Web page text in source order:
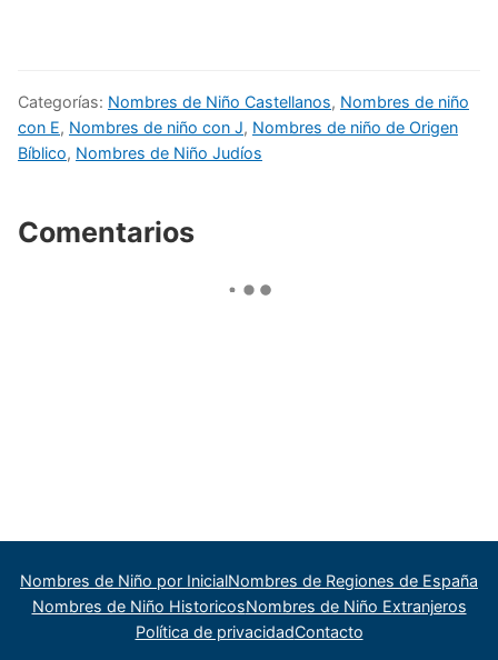
Categorías: Nombres de Niño Castellanos, Nombres de niño
con E, Nombres de niño con J, Nombres de niño de Origen
Bíblico, Nombres de Niño Judíos
Comentarios
Nombres de Niño por InicialNombres de Regiones de España
Nombres de Niño HistoricosNombres de Niño Extranjeros
Política de privacidadContacto